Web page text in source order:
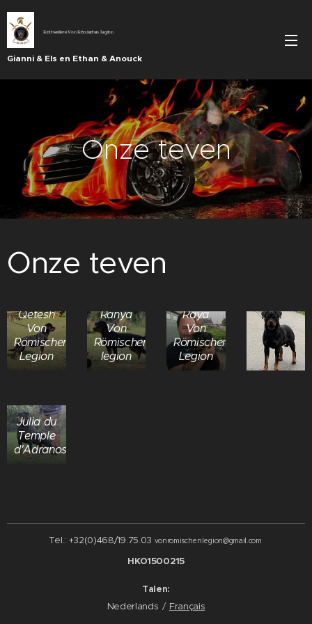
Rottweilers Von Römischen Legion
Gianni & Els en Ethan & Anouck
Onze teven
Onze teven
Qetesh
Von
Römischen
Legion
Ranya
Von
Römischen
legion
Raya
Von
Römischen
Legion
Julia du
Temple
d'Adranos
Tel.: +32(0)468/19.75.03 vonromischenlegion@gmail.com
HKO1500215
Talen
Nederlands
Français